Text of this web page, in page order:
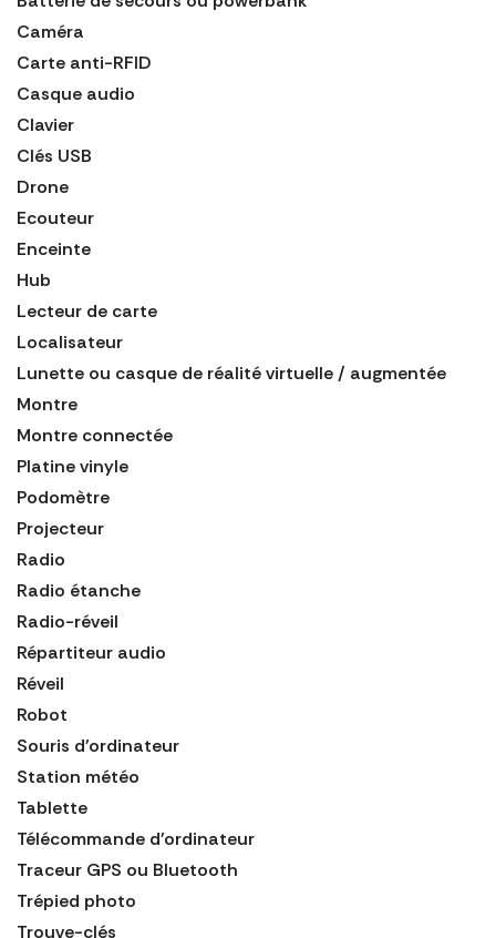
Caméra
Carte anti-RFID
Casque audio
Clavier
Clés USB
Drone
Ecouteur
Enceinte
Hub
Lecteur de carte
Localisateur
Lunette ou casque de réalité virtuelle / augmentée
Montre
Montre connectée
Platine vinyle
Podomètre
Projecteur
Radio
Radio étanche
Radio-réveil
Répartiteur audio
Réveil
Robot
Souris d'ordinateur
Station météo
Tablette
Télécommande d'ordinateur
Traceur GPS ou Bluetooth
Trépied photo
Trouve-clés